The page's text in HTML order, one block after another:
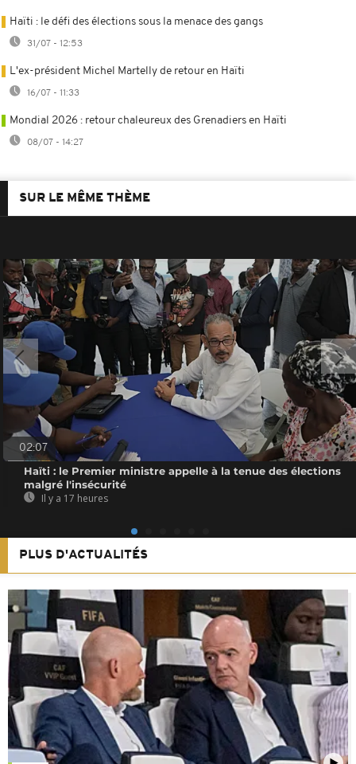
Haïti : le défi des élections sous la menace des gangs
31/07 - 12:53
L'ex-président Michel Martelly de retour en Haïti
16/07 - 11:33
Mondial 2026 : retour chaleureux des Grenadiers en Haïti
08/07 - 14:27
SUR LE MÊME THÈME
02:07
Haïti : le Premier ministre appelle à la tenue des élections
malgré l'insécurité
Il y a 17 heures
PLUS D'ACTUALITÉS